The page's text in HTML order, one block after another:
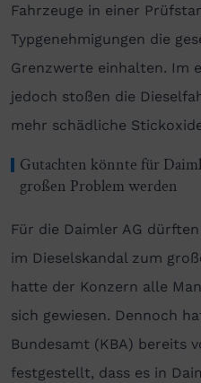
Fahrzeuge in einer
Typgenehmigungen die
Grenzwerte einhalten. Im
jedoch stoßen die
mehr schädliche
Gutachten könnte für
großen Problem werden
Für die Daimler AG
im Dieselskandal zum
hatte der Konzern alle
sich gewiesen. Dennoch
Bundesamt (KBA) bereits
festgestellt, dass es in